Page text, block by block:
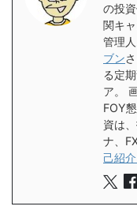
の投
関キ
管理
ブン
る定
ア。
FOY
資は
ナ、
己紹